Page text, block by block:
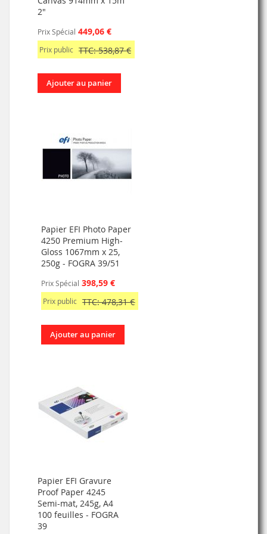
2"
Prix Spécial 449,06 €
Prix public TTC: 538,87 €
Ajouter au panier
Papier EFI Photo Paper
4250 Premium High-
Gloss 1067mm x 25,
250g - FOGRA 39/51
Prix Spécial 398,59 €
Prix public TTC: 478,31 €
Ajouter au panier
Papier EFI Gravure
Proof Paper 4245
Semi-mat, 245g, A4
100 feuilles - FOGRA
39